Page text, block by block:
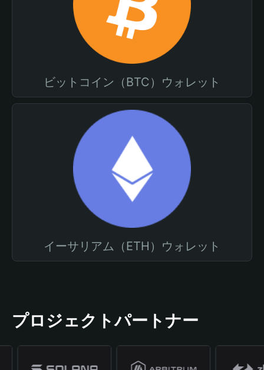
ビットコイン（BTC）ウォレット
イーサリアム（ETH）ウォレット
プロジェクトパートナー